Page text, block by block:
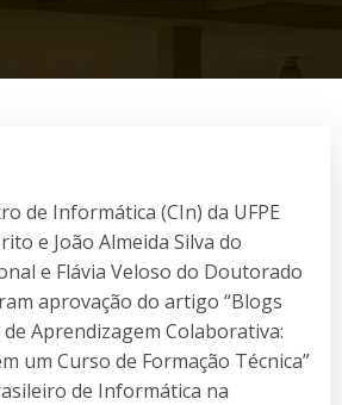
de Informática (CIn) da UFPE
e João Almeida Silva do
e Flávia Veloso do Doutorado
aprovação do artigo “Blogs
Aprendizagem Colaborativa:
um Curso de Formação Técnica”
de Informática na